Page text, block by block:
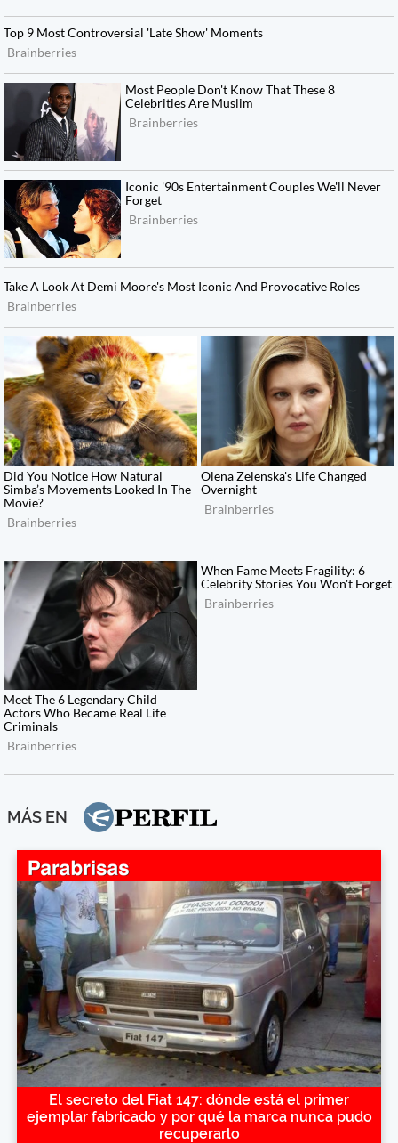
MÁS EN
El secreto del Fiat 147: dónde está el primer
ejemplar fabricado y por qué la marca nunca pudo
recuperarlo